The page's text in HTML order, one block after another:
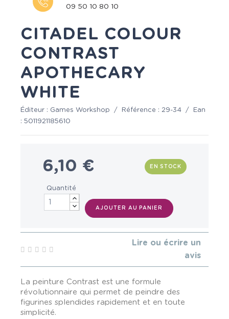
09 50 10 80 10
CITADEL COLOUR
CONTRAST
APOTHECARY
WHITE
Éditeur : Games Workshop / Référence : 29-34 /
Ean
: 5011921185610
6,10 € EN STOCK
Quantité
AJOUTER AU PANIER
Lire ou écrire un
avis
La peinture Contrast est une formule
révolutionnaire qui permet de peindre des
figurines splendides rapidement et en toute
simplicité.